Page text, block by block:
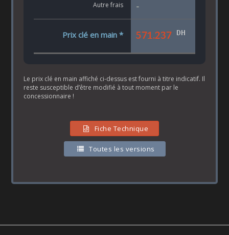
Autre frais -
Prix clé en main * 571.237 DH
Le prix clé en main affiché ci-dessus est fourni à titre indicatif. Il
reste susceptible d’être modifié à tout moment par le
concessionnaire !
Fiche Technique
Toutes les versions